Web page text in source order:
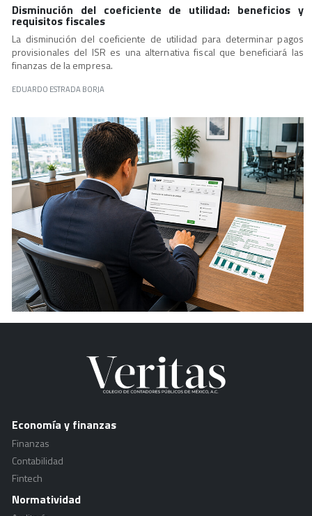
Disminución del coeficiente de utilidad: beneficios y
requisitos fiscales
La disminución del coeficiente de utilidad para determinar pagos
provisionales del ISR es una alternativa fiscal que beneficiará las
finanzas de la empresa.
EDUARDO ESTRADA BORJA
Economía y finanzas
Finanzas
Contabilidad
Fintech
Normatividad